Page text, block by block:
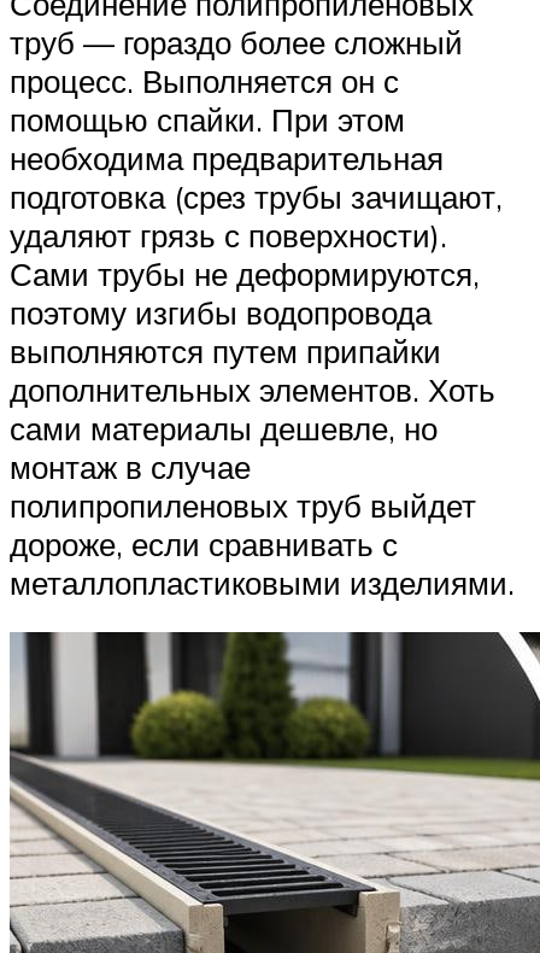
труб — гораздо более сложный
процесс. Выполняется он с
помощью спайки. При этом
необходима предварительная
подготовка (срез трубы зачищают,
удаляют грязь с поверхности).
Сами трубы не деформируются,
поэтому изгибы водопровода
выполняются путем припайки
дополнительных элементов. Хоть
сами материалы дешевле, но
монтаж в случае
полипропиленовых труб выйдет
дороже, если сравнивать с
металлопластиковыми изделиями.